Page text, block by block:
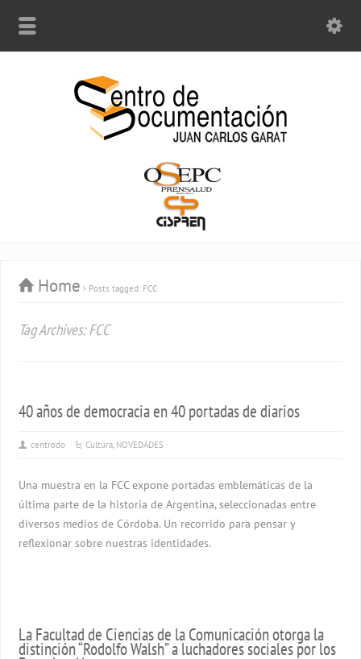
Home Posts tagged: FCC
Tag Archives: FCC
40 años de democracia en 40 portadas de diarios
centrodo Cultura, NOVEDADES
Una muestra en la FCC expone portadas emblemáticas de la
última parte de la historia de Argentina, seleccionadas entre
diversos medios de Córdoba. Un recorrido para pensar y
reflexionar sobre nuestras identidades.
La Facultad de Ciencias de la Comunicación otorga la
distinción “Rodolfo Walsh” a luchadores sociales por los